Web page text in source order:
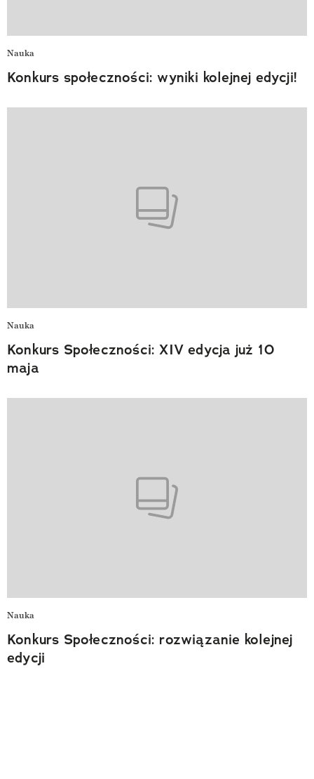
Nauka
Konkurs społeczności: wyniki kolejnej edycji!
Nauka
Konkurs Społeczności: XIV edycja już 10
maja
Nauka
Konkurs Społeczności: rozwiązanie kolejnej
edycji